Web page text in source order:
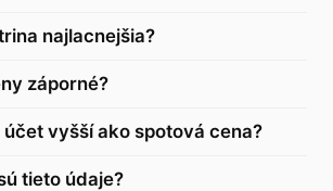
najlacnejšia?
záporné?
účet vyšší ako spotová cena?
tieto údaje?